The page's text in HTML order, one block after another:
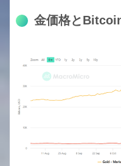
金価格と